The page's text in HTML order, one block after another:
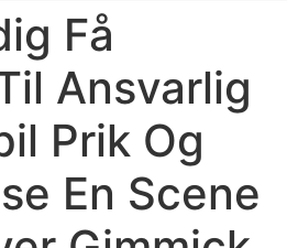
Få
Ansvarlig
Prik Og
En Scene